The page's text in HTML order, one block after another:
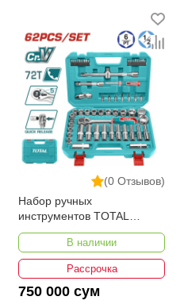
(0 Отзывов)
Набор ручных
инструментов TOTAL
THT121602
В наличии
Рассрочка
750 000 сум